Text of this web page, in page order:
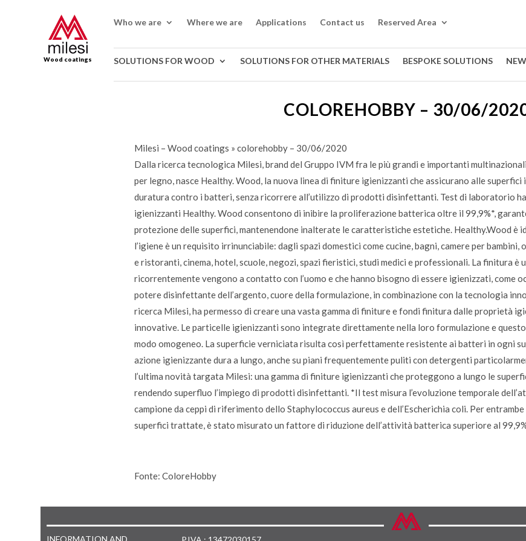
Wood coatings
Who we are Where we are Applications Contact us Reserved Area
SOLUTIONS FOR WOOD SOLUTIONS FOR OTHER MATERIALS BESPOKE SOLUTIONS
COLOREHOBBY – 30/06/
Milesi – Wood coatings » colorehobby – 30/06/2020
Dalla ricerca tecnologica Milesi, brand del Gruppo IVM fra le più grandi e importanti
per legno, nasce Healthy. Wood, la nuova linea di finiture igienizzanti che assicurano alle
duratura contro i batteri, senza ricorrere all’utilizzo di prodotti disinfettanti. Test di laboratorio
igienizzanti Healthy. Wood consentono di inibire la proliferazione batterica oltre il 99,9%*,
protezione delle superfici, mantenendone inalterate le caratteristiche estetiche. Healthy.Wood è
l’igiene è un requisito irrinunciabile: dagli spazi domestici come cucine, bagni, camere per
e ristoranti, cinema, hotel, scuole, negozi, spazi fieristici, studi medici e professionali. La finitura
ricorrentemente vengono a contatto con l’uomo e che hanno bisogno di essere igienizzati, come
potere disinfettante dell’argento, cuore della formulazione, in combinazione con la tecnologia
ricerca Milesi, ha permesso di creare una vasta gamma di finiture e fondi finitura dalle proprietà
innovative. Le particelle igienizzanti sono integrate direttamente nella loro formulazione e
modo omogeneo. La superficie verniciata risulta così perfettamente resistente ai batteri in ogni
azione igienizzante dura a lungo, anche su piani frequentemente puliti con detergenti
l’ultima novità targata Milesi: una gamma di finiture igienizzanti che proteggono a lungo le
rendendo superfluo l’impiego di prodotti disinfettanti. *Il test misura l’evoluzione temporale
campione da ceppi di riferimento dello Staphylococcus aureus e dell’Escherichia coli. Per
superfici trattate, è stato misurato un fattore di riduzione dell’attività batterica superiore al
Fonte: ColoreHobby
INFORMATION AND